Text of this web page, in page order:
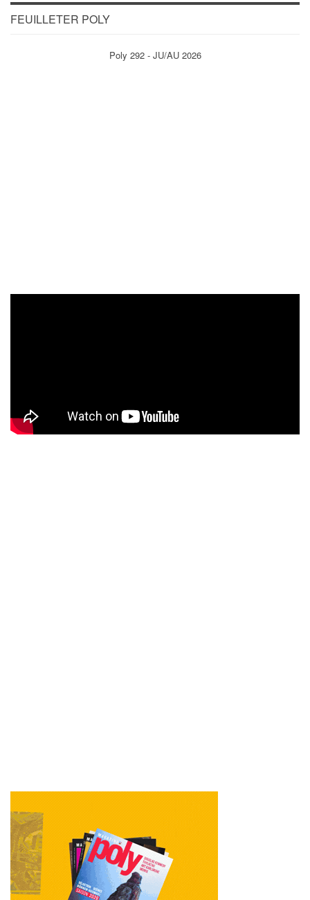
FEUILLETER POLY
Poly 292 - JU/AU 2026